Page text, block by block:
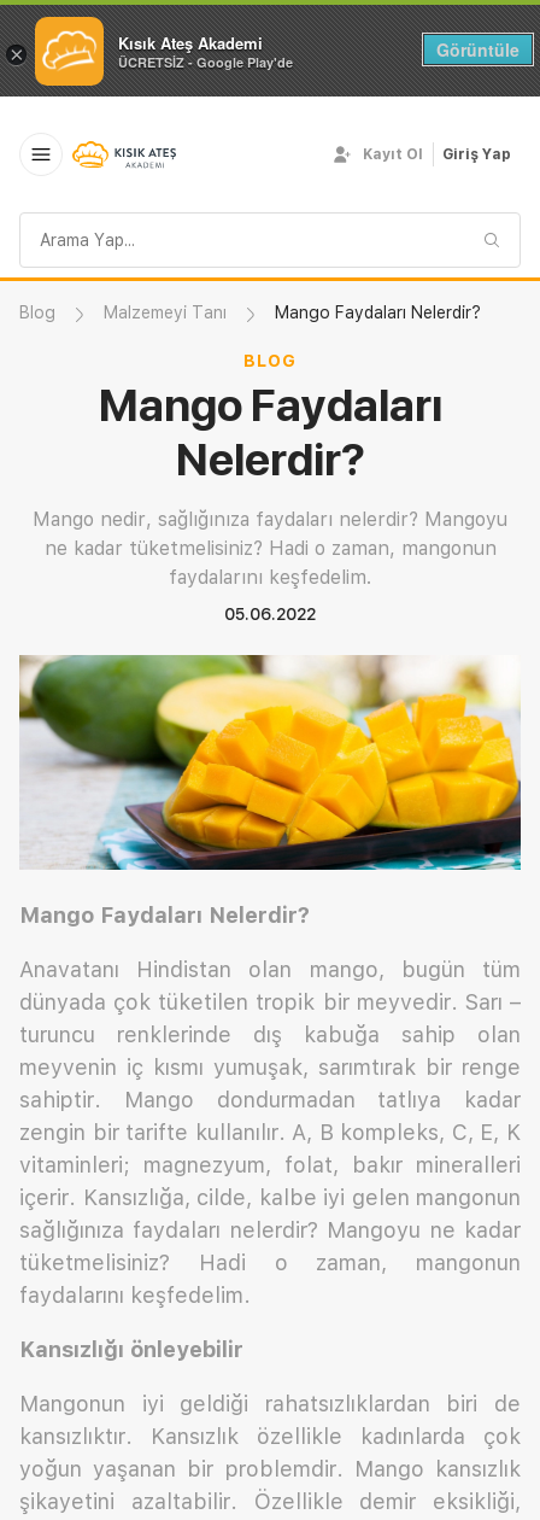
× Kısık Ateş Akademi
ÜCRETSİZ - Google Play'de
Görüntüle
sorgusu
Kayıt Ol Giriş Yap
Blog Malzemeyi Tanı Mango Faydaları Nelerdir?
BLOG
Mango Faydaları
Nelerdir?
Mango nedir, sağlığınıza faydaları nelerdir? Mangoyu
ne kadar tüketmelisiniz? Hadi o zaman, mangonun
faydalarını keşfedelim.
05.06.2022
Mango Faydaları Nelerdir?
Anavatanı Hindistan olan mango, bugün tüm
dünyada çok tüketilen tropik bir meyvedir. Sarı –
turuncu renklerinde dış kabuğa sahip olan
meyvenin iç kısmı yumuşak, sarımtırak bir renge
sahiptir. Mango dondurmadan tatlıya kadar
zengin bir tarifte kullanılır. A, B kompleks, C, E, K
vitaminleri; magnezyum, folat, bakır mineralleri
içerir. Kansızlığa, cilde, kalbe iyi gelen mangonun
sağlığınıza faydaları nelerdir? Mangoyu ne kadar
tüketmelisiniz? Hadi o zaman, mangonun
faydalarını keşfedelim.
Kansızlığı önleyebilir
Mangonun iyi geldiği rahatsızlıklardan biri de
kansızlıktır. Kansızlık özellikle kadınlarda çok
yoğun yaşanan bir problemdir. Mango kansızlık
şikayetini azaltabilir. Özellikle demir eksikliği,